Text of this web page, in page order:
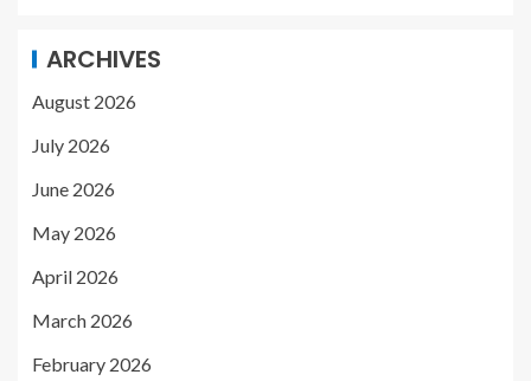
ARCHIVES
August 2026
July 2026
June 2026
May 2026
April 2026
March 2026
February 2026